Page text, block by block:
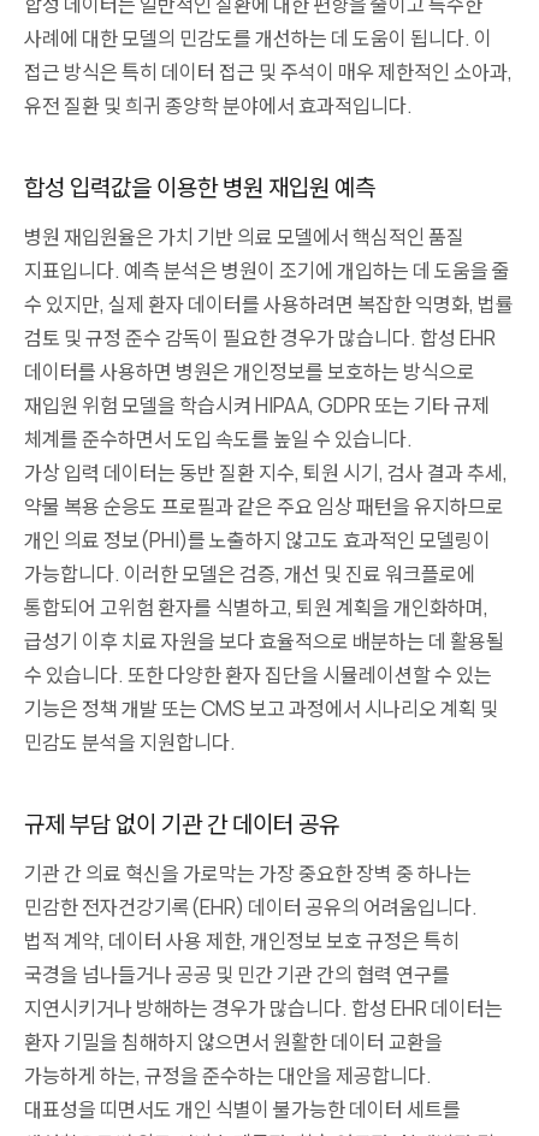
사례에 대한 모델의 민감도를 개선하는 데 도움이 됩니다. 이
접근 방식은 특히 데이터 접근 및 주석이 매우 제한적인 소아과,
유전 질환 및 희귀 종양학 분야에서 효과적입니다.
합성 입력값을 이용한 병원 재입원 예측
병원 재입원율은 가치 기반 의료 모델에서 핵심적인 품질
지표입니다. 예측 분석은 병원이 조기에 개입하는 데 도움을 줄
수 있지만, 실제 환자 데이터를 사용하려면 복잡한 익명화, 법률
검토 및 규정 준수 감독이 필요한 경우가 많습니다. 합성 EHR
데이터를 사용하면 병원은 개인정보를 보호하는 방식으로
재입원 위험 모델을 학습시켜 HIPAA, GDPR 또는 기타 규제
체계를 준수하면서 도입 속도를 높일 수 있습니다.
가상 입력 데이터는 동반 질환 지수, 퇴원 시기, 검사 결과 추세,
약물 복용 순응도 프로필과 같은 주요 임상 패턴을 유지하므로
개인 의료 정보(PHI)를 노출하지 않고도 효과적인 모델링이
가능합니다. 이러한 모델은 검증, 개선 및 진료 워크플로에
통합되어 고위험 환자를 식별하고, 퇴원 계획을 개인화하며,
급성기 이후 치료 자원을 보다 효율적으로 배분하는 데 활용될
수 있습니다. 또한 다양한 환자 집단을 시뮬레이션할 수 있는
기능은 정책 개발 또는 CMS 보고 과정에서 시나리오 계획 및
민감도 분석을 지원합니다.
규제 부담 없이 기관 간 데이터 공유
기관 간 의료 혁신을 가로막는 가장 중요한 장벽 중 하나는
민감한 전자건강기록(EHR) 데이터 공유의 어려움입니다.
법적 계약, 데이터 사용 제한, 개인정보 보호 규정은 특히
국경을 넘나들거나 공공 및 민간 기관 간의 협력 연구를
지연시키거나 방해하는 경우가 많습니다. 합성 EHR 데이터는
환자 기밀을 침해하지 않으면서 원활한 데이터 교환을
가능하게 하는, 규정을 준수하는 대안을 제공합니다.
대표성을 띠면서도 개인 식별이 불가능한 데이터 세트를